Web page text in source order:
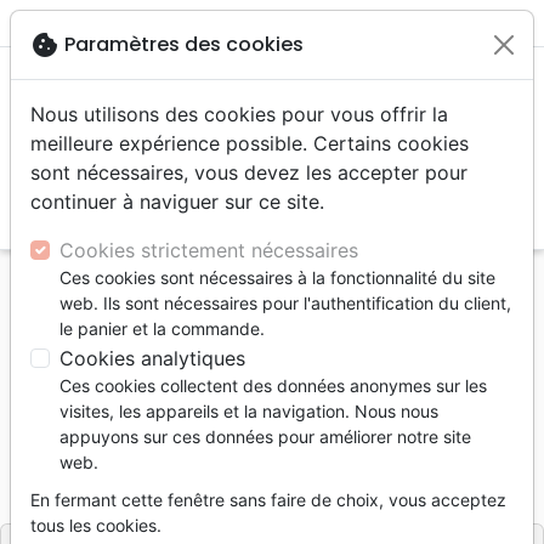
menu
Accueil Livres Méditations
Series, Collections
Evangile de Jean - Saveur
Evangile de Jean - Saveur
Artiste :Pascal Grosjean| Auteur :Pierre-Yves
Zwahlen
Référence
EditeurLigue pour la Lecture de la Bible Suisse
cookie Paramètres des cookies
Nous utilisons des cookies pour vous offrir la
meilleure expérience possible. Certains cookies
sont nécessaires, vous devez les accepter pour
continuer à naviguer sur ce site.
Cookies strictement nécessaires
Ces cookies sont nécessaires à la fonctionnalité du site
web. Ils sont nécessaires pour l'authentification du client,
le panier et la commande.
Cookies analytiques
Ces cookies collectent des données anonymes sur les
visites, les appareils et la navigation. Nous nous
appuyons sur ces données pour améliorer notre site
web.
En fermant cette fenêtre sans faire de choix, vous acceptez
tous les cookies.